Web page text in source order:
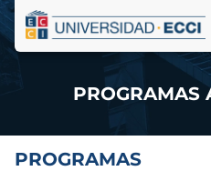
PROGRAMAS
PROGRAMAS